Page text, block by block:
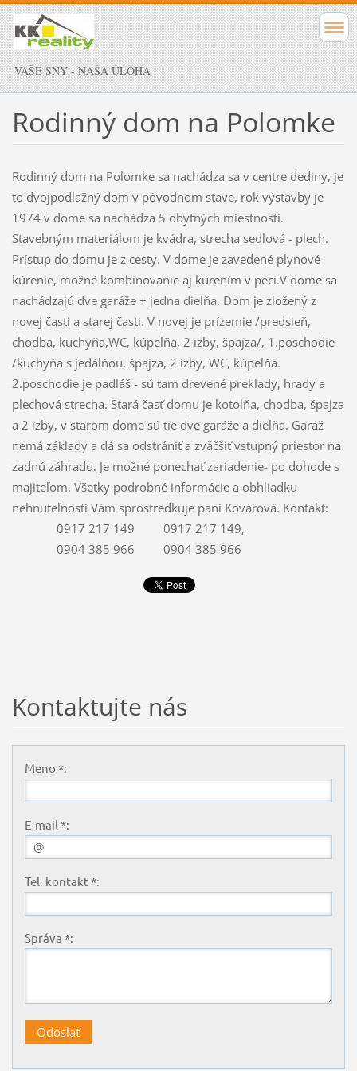
VAŠE SNY - NAŠA ÚLOHA
Rodinný dom na Polomke
Rodinný dom na Polomke sa nachádza sa v centre dediny, je
to dvojpodlažný dom v pôvodnom stave, rok výstavby je
1974 v dome sa nachádza 5 obytných miestností.
Stavebným materiálom je kvádra, strecha sedlová - plech.
Prístup do domu je z cesty. V dome je zavedené plynové
kúrenie, možné kombinovanie aj kúrením v peci.V dome sa
nachádzajú dve garáže + jedna dielňa. Dom je zložený z
novej časti a starej časti. V novej je prízemie /predsieň,
chodba, kuchyňa,WC, kúpelňa, 2 izby, špajza/, 1.poschodie
/kuchyňa s jedálňou, špajza, 2 izby, WC, kúpelňa.
2.poschodie je padláš - sú tam drevené preklady, hrady a
plechová strecha. Stará časť domu je kotolňa, chodba, špajza
a 2 izby, v starom dome sú tie dve garáže a dielňa. Garáž
nemá základy a dá sa odstrániť a zväčšiť vstupný priestor na
zadnú záhradu. Je možné ponechať zariadenie- po dohode s
majiteľom. Všetky podrobné informácie a obhliadku
nehnuteľnosti Vám sprostredkuje pani Kovárová. Kontakt:
0917 217 149
0917 217 149,
0904 385 966
0904 385 966
Kontaktujte nás
Meno *:
E-mail *:
Tel. kontakt *:
Správa *: